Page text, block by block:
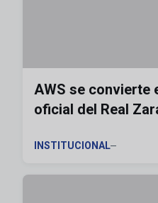
AWS se convierte
oficial del Real
INSTITUCIONAL